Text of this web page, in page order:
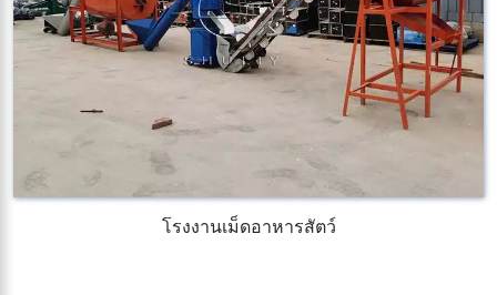
โรงงานเม็ดอาหารสัตว์